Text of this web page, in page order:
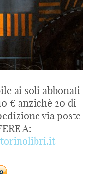
ai soli abbonati
€ anzichè 20 di
via poste
A: